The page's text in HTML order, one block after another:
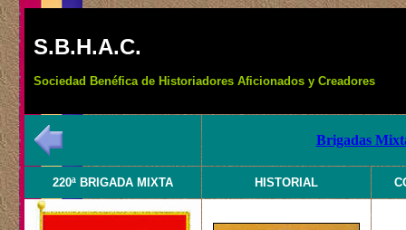
S.B.H.A.C.
Sociedad Benéfica de Historiadores Aficionados y Creadores
Brigadas
220ª BRIGADA MIXTA HISTORIAL